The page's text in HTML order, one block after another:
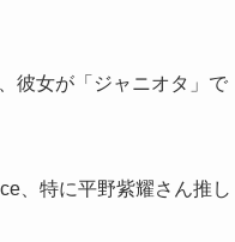
彼女が「ジャニオタ」で
、特に平野紫耀さん推し